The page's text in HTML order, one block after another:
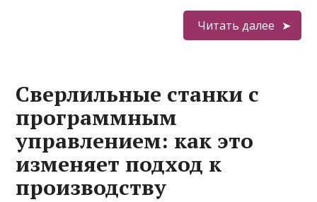
Читать далее
Сверлильные станки с
программным
управлением: как это
изменяет подход к
производству